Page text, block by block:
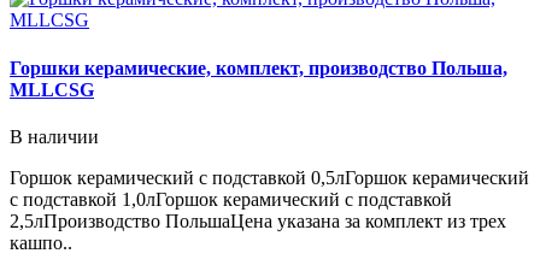
Горшки керамические, комплект, производство Польша,
MLLCSG
В наличии
Горшок керамический с подставкой 0,5лГоршок керамический
с подставкой 1,0лГоршок керамический с подставкой
2,5лПроизводство ПольшаЦена указана за комплект из трех
кашпо..